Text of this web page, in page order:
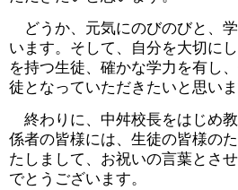
どうか、元気にのびのびと、
います。そして、自分を大切に
を持つ生徒、確かな学力を有し
徒となっていただきたいと思いま
終わりに、中舛校長をはじめ
係者の皆様には、生徒の皆様の
たしまして、お祝いの言葉とさ
でとうございます。